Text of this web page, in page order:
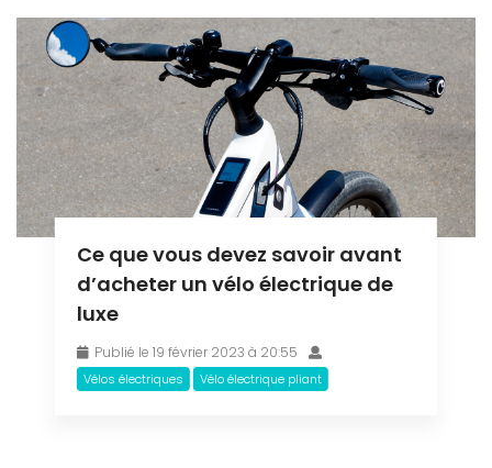
Ce que vous devez savoir avant
d’acheter un vélo électrique de
luxe
Publié le 19 février 2023 à 20:55
Vélos électriques Vélo électrique pliant